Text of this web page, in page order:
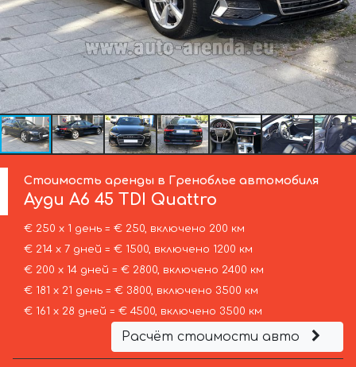
Стоимость аренды в Греноблье автомобиля
Ауди A6 45 TDI Quattro
€ 250 х 1 день = € 250, включено 200 км
€ 214 х 7 дней = € 1500, включено 1200 км
€ 200 х 14 дней = € 2800, включено 2400 км
€ 181 х 21 день = € 3800, включено 3500 км
€ 161 х 28 дней = € 4500, включено 3500 км
Расчёт стоимости авто